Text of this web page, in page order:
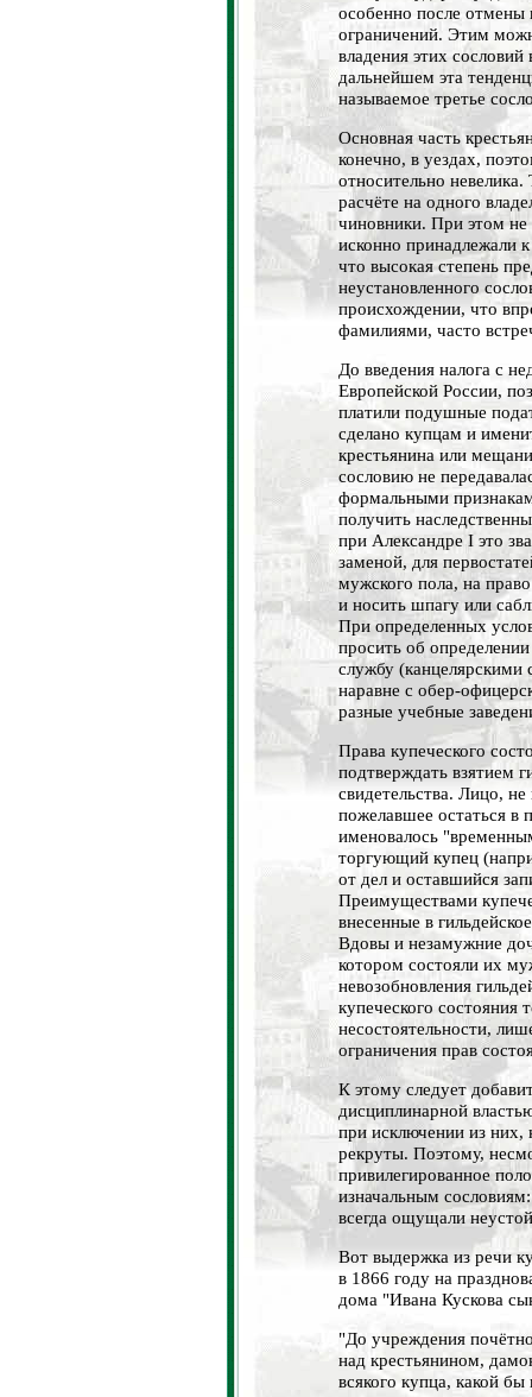
особенно после отмены
ограничений. Этим
владения этих
дальнейшем эта
называемое третье
Основная часть
конечно, в уездах,
относительно
расчёте на одного
чиновники. При этом
исконно принадлежали
что высокая степень
неустановленного
происхождении, что
фамилиями, часто
До введения налога с
Европейской России,
платили подушные
сделано купцам и
крестьянина или
сословию не
формальными
получить
при Александре I это
заменой, для
мужского пола, на
и носить шпагу или
При определенных
просить об
службу (канцелярскими
наравне с обер-
разные учебные
Права купеческого
подтверждать взятием
свидетельства. Лицо,
пожелавшее остаться в
именовалось
торгующий купец
от дел и оставшийся
Преимуществами
внесенные в
Вдовы и незамужние
котором состояли их
невозобновления
купеческого состояния
несостоятельности,
ограничения прав
К этому следует
дисциплинарной
при исключении из них,
рекруты. Поэтому,
привилегированное
изначальным
всегда ощущали
Вот выдержка из речи
в 1866 году на
дома "Ивана Кускова
"До учреждения
над крестьянином,
всякого купца, какой